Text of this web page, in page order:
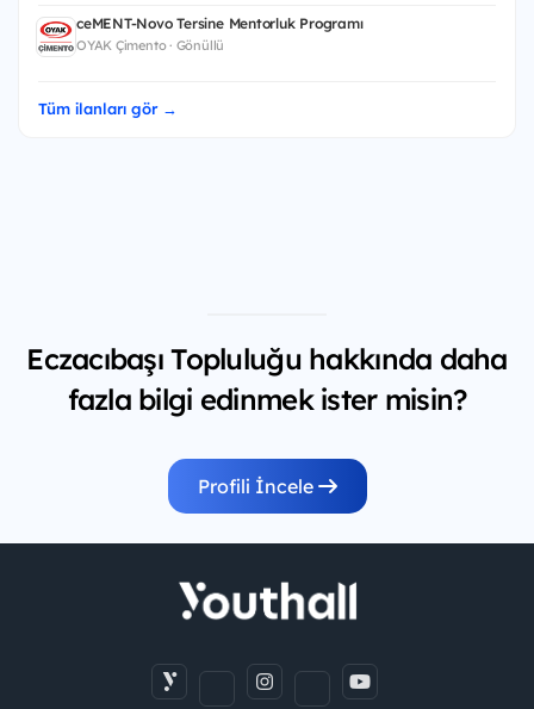
ceMENT-Novo Tersine Mentorluk Programı
OYAK Çimento · Gönüllü
Tüm ilanları gör →
Eczacıbaşı Topluluğu hakkında daha
fazla bilgi edinmek ister misin?
Profili İncele